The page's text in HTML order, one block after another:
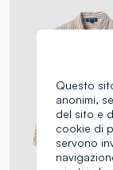
Questo
anonimi,
del sito e
cookie di
servono